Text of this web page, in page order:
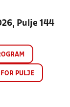
Pulje 144
PULJE